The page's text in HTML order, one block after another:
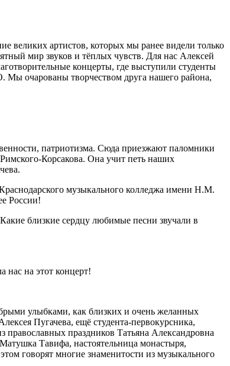
великих артистов, которых мы ранее видели только
мир звуков и тёплых чувств. Для нас Алексей
концерты, где выступили студенты
очарованы творчеством друга нашего района,
патриотизма. Сюда приезжают паломники
Корсакова. Она учит петь наших
музыкального колледжа имени Н.М.
России!
близкие сердцу любимые песни звучали в
нас на этот концерт!
улыбками, как близких и очень желанных
Пугачева, ещё студента-первокурсника,
православных праздников Татьяна Александровна
Тавифа, настоятельница монастыря,
говорят многие знаменитости из музыкального